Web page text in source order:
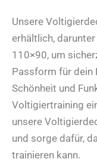
Unsere
erhältlich,
110×90, um
Passform für dein
Schönheit und
Voltigiertraining
unsere
und sorge dafür,
trainieren kann.